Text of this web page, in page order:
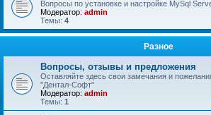
Вопросы по установке и настройке MySql
Модератор: admin
Темы: 4
Разное
Вопросы, отзывы и предложения
Оставляйте здесь свои замечания и
"Дентал-Софт"
Модератор: admin
Темы: 1